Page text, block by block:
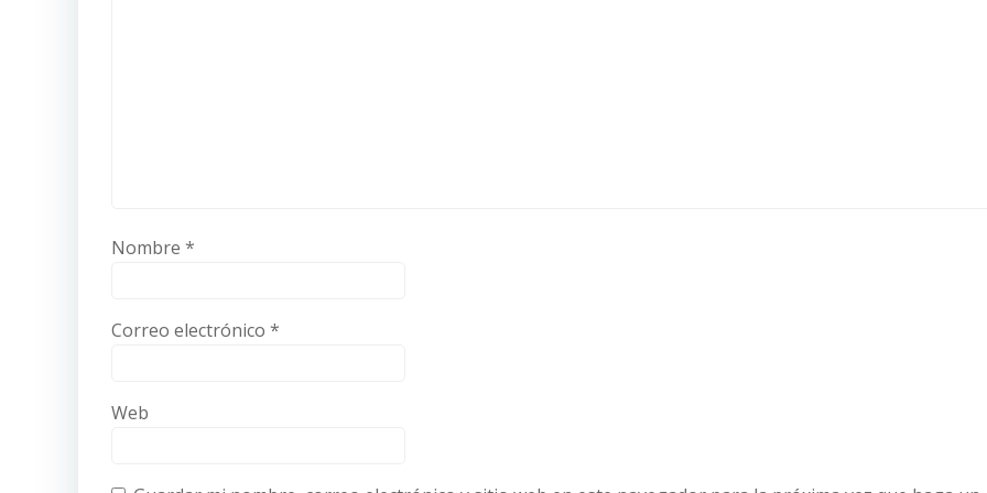
Nombre *
Correo electrónico *
Web